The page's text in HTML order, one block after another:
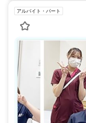
アルバイト・パート